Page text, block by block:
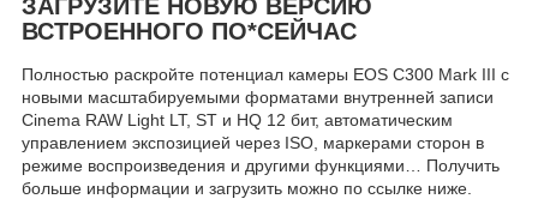
ЗАГРУЗИТЕ НОВУЮ ВЕРСИЮ
ВСТРОЕННОГО ПО*СЕЙЧАС
Полностью раскройте потенциал камеры EOS C300 Mark III с
новыми масштабируемыми форматами внутренней записи
Cinema RAW Light LT, ST и HQ 12 бит, автоматическим
управлением экспозицией через ISO, маркерами сторон в
режиме воспроизведения и другими функциями… Получить
больше информации и загрузить можно по ссылке ниже.